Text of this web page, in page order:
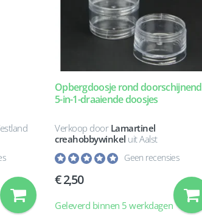
Opbergdoosje rond doorschijnend
5-in-1-draaiende doosjes
Verkoop door Lamartinel
creahobbywinkel uit Aalst
Geen recensies
2,50
Geleverd binnen 5 werkdagen